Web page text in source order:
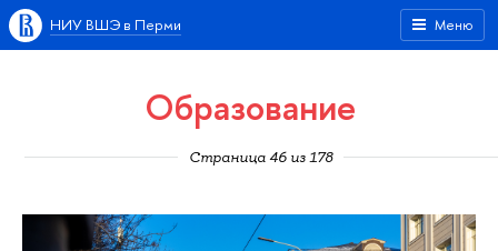
Меню
НИУ ВШЭ в Перми
Образование
Страница 46 из 178